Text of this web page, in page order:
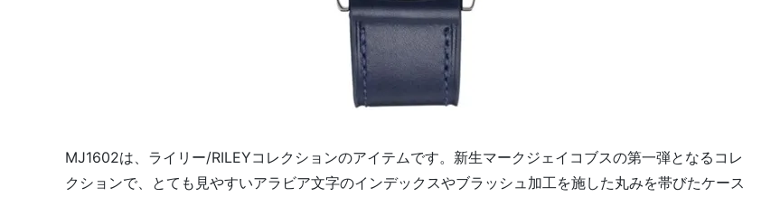
MJ1602は、ライリー/RILEYコレクションのアイテムです。新生マークジェイコブスの第一弾となるコレ
クションで、とても見やすいアラビア文字のインデックスやブラッシュ加工を施した丸みを帯びたケース